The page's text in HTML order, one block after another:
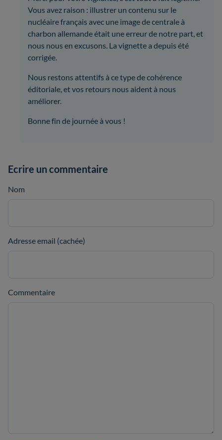
Vous avez raison : illustrer un contenu sur le
nucléaire français avec une image de centrale à
charbon allemande était une erreur de notre part, et
nous nous en excusons. La vignette a depuis été
corrigée.
Nous restons attentifs à ce type de cohérence
éditoriale, et vos retours nous aident à nous
améliorer.
Bonne fin de journée à vous !
Ecrire un commentaire
Nom
Adresse email (cachée)
Commentaire